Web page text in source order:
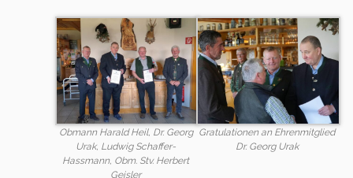
Obmann Harald Heil, Dr. Georg
Urak, Ludwig Schaffer-
Hassmann, Obm. Stv. Herbert
Geisler
Gratulationen an Ehrenmitglied
Dr. Georg Urak